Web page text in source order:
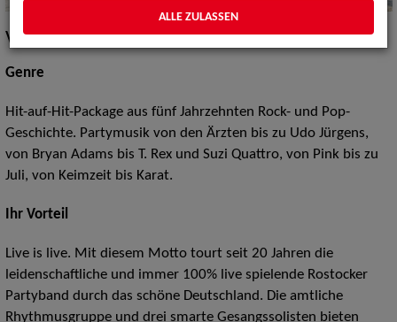
Vita / Credits
Genre
Hit-auf-Hit-Package aus fünf Jahrzehnten Rock- und Pop-
Geschichte. Partymusik von den Ärzten bis zu Udo Jürgens,
von Bryan Adams bis T. Rex und Suzi Quattro, von Pink bis zu
Juli, von Keimzeit bis Karat.
Ihr Vorteil
Live is live. Mit diesem Motto tourt seit 20 Jahren die
leidenschaftliche und immer 100% live spielende Rostocker
Partyband durch das schöne Deutschland. Die amtliche
Rhythmusgruppe und drei smarte Gesangssolisten bieten
ALLE ZULASSEN